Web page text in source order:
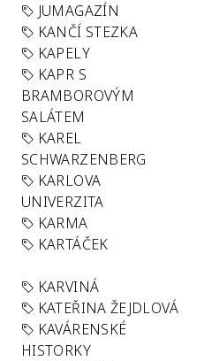
JUMAGAZÍN
KANČÍ STEZKA
KAPELY
KAPR S
BRAMBOROVÝM
SALÁTEM
KAREL
SCHWARZENBERG
KARLOVA
UNIVERZITA
KARMA
KARTÁČEK
KARVINÁ
KATEŘINA ŽEJDLOVÁ
KAVÁRENSKÉ
HISTORKY